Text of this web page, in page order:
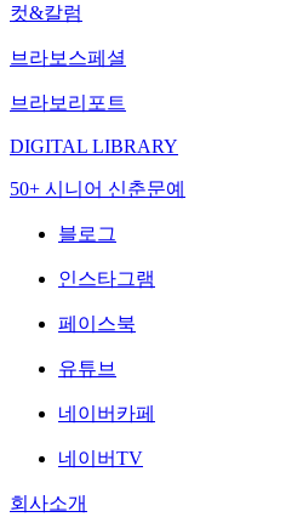
컷&칼럼
브라보스페셜
브라보리포트
DIGITAL LIBRARY
50+ 시니어 신춘문예
블로그
인스타그램
페이스북
유튜브
네이버카페
네이버TV
회사소개